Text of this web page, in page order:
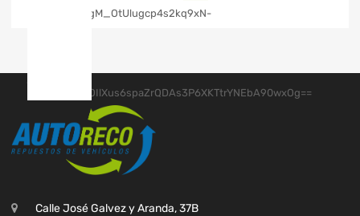
Calle José Galvez y Aranda, 37B